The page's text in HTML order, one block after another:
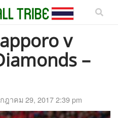
v
–
ฎาคม 29, 2017 2:39 pm